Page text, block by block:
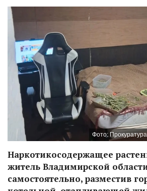
Фото:
Наркотикосодержащее
житель Владимирской
самостоятельно, разместив